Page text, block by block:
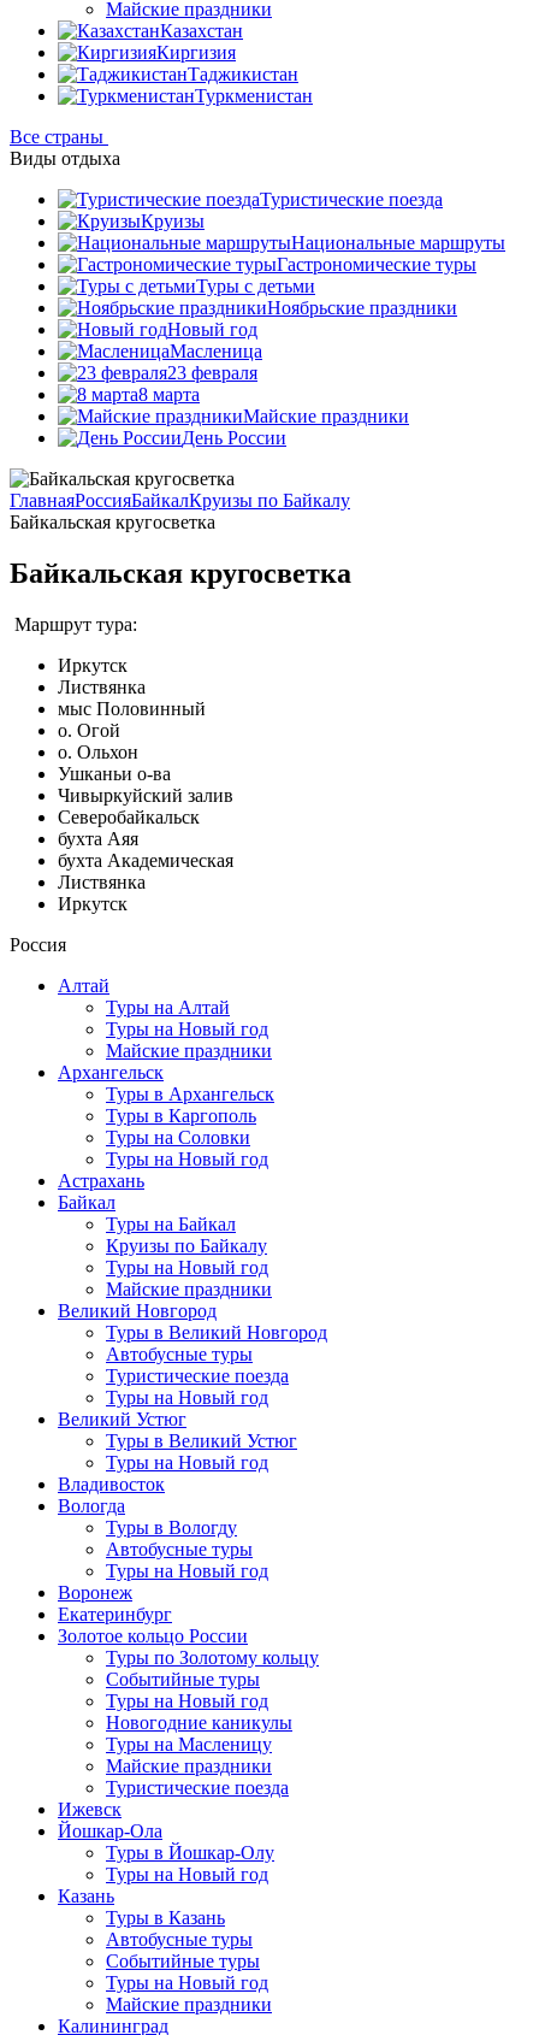
Майские праздники
Казахстан
Киргизия
Таджикистан
Туркменистан
Все страны
Виды отдыха
Туристические поезда
Круизы
Национальные маршруты
Гастрономические туры
Туры с детьми
Ноябрьские праздники
Новый год
Масленица
23 февраля
8 марта
Майские праздники
День России
ГлавнаяРоссияБайкалКруизы по Байкалу
Байкальская кругосветка
Байкальская кругосветка
Маршрут тура:
Иркутск
Листвянка
мыс Половинный
о. Огой
о. Ольхон
Ушканьи о-ва
Чивыркуйский залив
Северобайкальск
бухта Аяя
бухта Академическая
Листвянка
Иркутск
Россия
Алтай
Туры на Алтай
Туры на Новый год
Майские праздники
Архангельск
Туры в Архангельск
Туры в Каргополь
Туры на Соловки
Туры на Новый год
Астрахань
Байкал
Туры на Байкал
Круизы по Байкалу
Туры на Новый год
Майские праздники
Великий Новгород
Туры в Великий Новгород
Автобусные туры
Туристические поезда
Туры на Новый год
Великий Устюг
Туры в Великий Устюг
Туры на Новый год
Владивосток
Вологда
Туры в Вологду
Автобусные туры
Туры на Новый год
Воронеж
Екатеринбург
Золотое кольцо России
Туры по Золотому кольцу
Событийные туры
Туры на Новый год
Новогодние каникулы
Туры на Масленицу
Майские праздники
Туристические поезда
Ижевск
Йошкар-Ола
Туры в Йошкар-Олу
Туры на Новый год
Казань
Туры в Казань
Автобусные туры
Событийные туры
Туры на Новый год
Майские праздники
Калининград